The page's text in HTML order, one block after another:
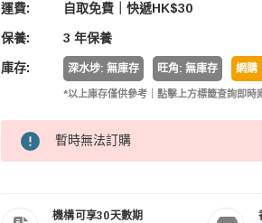
運費: 自取免費｜快遞HK$30
保養: 3 年保養
庫存: 深水埗: 無庫存 旺角: 無庫存 網購
*以上庫存僅供參考｜點擊上方標籤查詢即時
暫時無法訂購
機構可享30天數期